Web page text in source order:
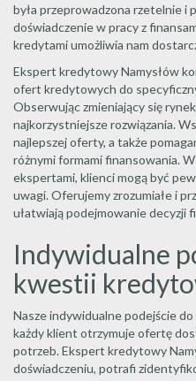
była przeprowadzona rzetelnie i
doświadczenie w pracy z
kredytami umożliwia nam
Ekspert kredytowy Namysłów
ofert kredytowych do
Obserwując zmieniający się
najkorzystniejsze rozwiązania.
najlepszej oferty, a także
różnymi formami finansowania.
ekspertami, klienci mogą być
uwagi. Oferujemy zrozumiałe i
ułatwiają podejmowanie decyzji
Indywidualne
kwestii
Nasze indywidualne podejście
każdy klient otrzymuje ofertę
potrzeb. Ekspert kredytowy
doświadczeniu, potrafi